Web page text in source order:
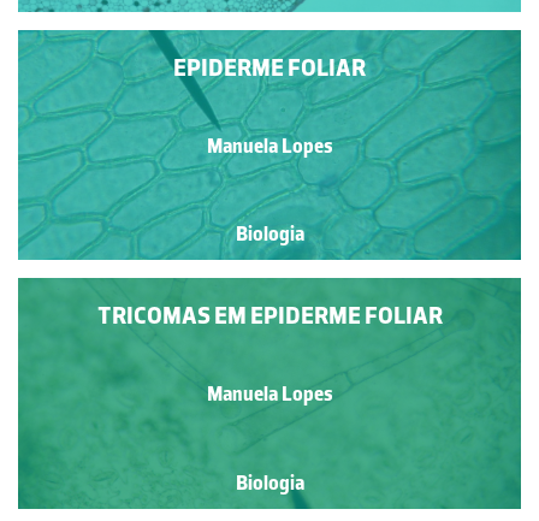
EPIDERME FOLIAR
Manuela Lopes
Biologia
TRICOMAS EM EPIDERME FOLIAR
Manuela Lopes
Biologia